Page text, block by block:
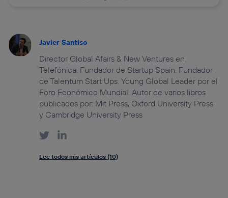
Javier Santiso
Director Global Afairs & New Ventures en
Telefónica. Fundador de Startup Spain. Fundador
de Talentum Start Ups. Young Global Leader por el
Foro Económico Mundial. Autor de varios libros
publicados por: Mit Press, Oxford University Press
y Cambridge University Press
Lee todos mis artículos (10)